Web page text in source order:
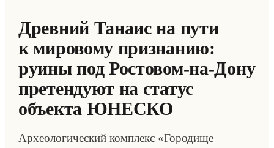
Древний Танаис на пути
к мировому признанию:
руины под Ростовом-на-Дону
претендуют на статус
объекта ЮНЕСКО
Археологический комплекс «Городище